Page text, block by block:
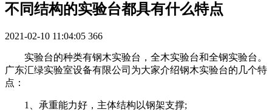
不同结构的实验台都具有什么特点
2021-02-10 11:04:05 366
实验台的种类有钢木实验台，全木实验台和全钢实验台。
广东汇绿实验室设备有限公司为大家介绍钢木实验台的几个特
点：
1、承重能力好，主体结构以钢架支撑;